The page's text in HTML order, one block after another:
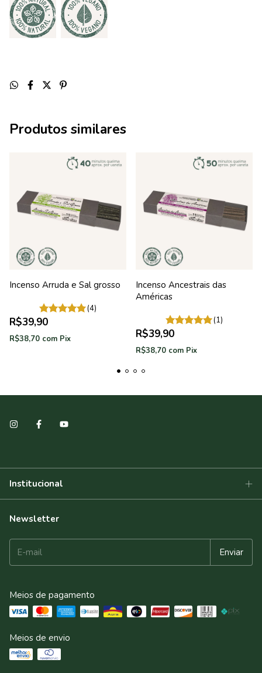
Produtos similares
Incenso Arruda e Sal grosso
(4)
R$39,90
R$38,70 com Pix
Incenso Ancestrais das
Américas
(1)
R$39,90
R$38,70 com Pix
Institucional
Newsletter
Meios de pagamento
Meios de envio